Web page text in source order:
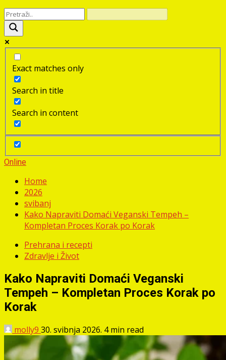
Exact matches only
Search in title
Search in content
Online
Home
2026
svibanj
Kako Napraviti Domaći Veganski Tempeh –
Kompletan Proces Korak po Korak
Prehrana i recepti
Zdravlje i Život
Kako Napraviti Domaći Veganski
Tempeh – Kompletan Proces Korak po
Korak
molly9 30. svibnja 2026. 4 min read